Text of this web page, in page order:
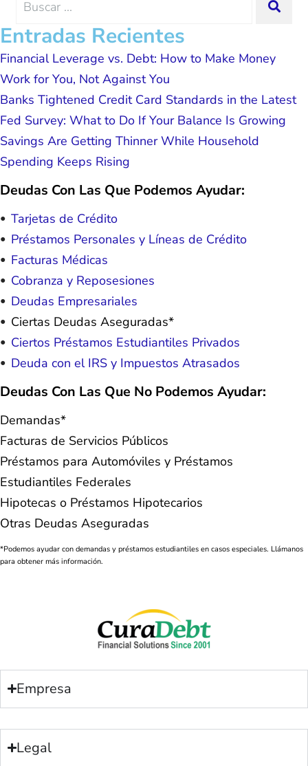
possible because of J Miller, and I am
Entradas Recientes
Financial Leverage vs. Debt: How to Make Money
Work for You, Not Against You
Banks Tightened Credit Card Standards in the Latest
Fed Survey: What to Do If Your Balance Is Growing
Savings Are Getting Thinner While Household
Spending Keeps Rising
Deudas Con Las Que Podemos Ayudar:
Tarjetas de Crédito
Préstamos Personales y Líneas de Crédito
Facturas Médicas
Cobranza y Reposesiones
Deudas Empresariales
Ciertas Deudas Aseguradas*
Ciertos Préstamos Estudiantiles Privados
Deuda con el IRS y Impuestos Atrasados
Deudas Con Las Que No Podemos Ayudar:
Demandas*
Facturas de Servicios Públicos
Préstamos para Automóviles y Préstamos
Estudiantiles Federales
Hipotecas o Préstamos Hipotecarios
Otras Deudas Aseguradas
*Podemos ayudar con demandas y préstamos estudiantiles en casos especiales. Llámanos
para obtener más información.
Empresa
Legal